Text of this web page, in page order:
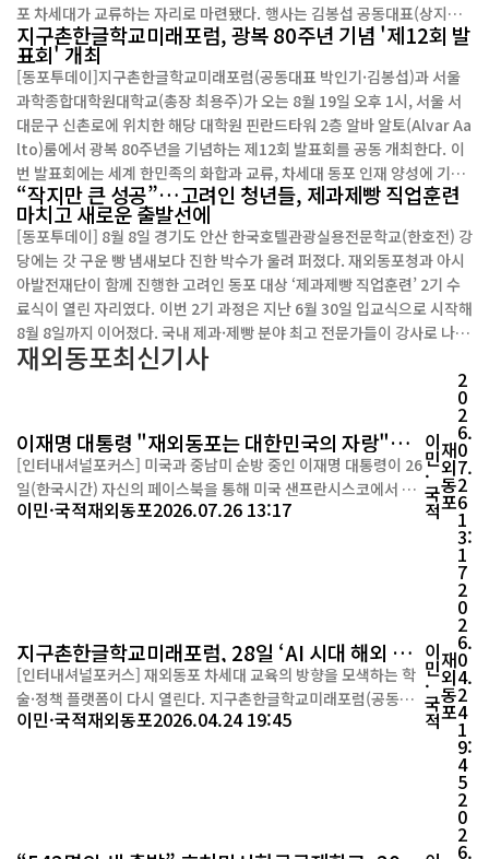
개 세션으로 진행된다. 먼저 1부에서는 고문단 위촉과 함께 축사 및 격려
사가 이어진다. 고...
포 차세대가 교류하는 자리로 마련됐다. 행사는 김봉섭 공동대표(상지대
특임교수)의 사회로 국민의례와 개회 인사, 축사, 격려사, 환영사 순으로
진행됐다. 박인기 공동대표(재외동포청 정책자문위원장·경인교대 명예
교수)는 “지구촌 곳곳의 한글학교는 한민족의 정체성을 지켜온 정신적 뿌
리”라며 “민화는 한글과 더불어 한국인의 미의식과 세계관을 전할 수 있는
문화 자산”이라고 말했다. 홍종진 한국전통문화원장은 전통음악 ‘여민
락’으로 환영사를 대신했고, 배우리 한국땅이름학회 회장, 이극범 프랑스
파리한인장로...
지구촌한글학교미래포럼, 광복 80주년 기념 '제12회 발
표회' 개최
[동포투데이]지구촌한글학교미래포럼(공동대표 박인기·김봉섭)과 서울
과학종합대학원대학교(총장 최용주)가 오는 8월 19일 오후 1시, 서울 서
대문구 신촌로에 위치한 해당 대학원 핀란드타워 2층 알바 알토(Alvar Aa
lto)룸에서 광복 80주년을 기념하는 제12회 발표회를 공동 개최한다. 이
번 발표회에는 세계 한민족의 화합과 교류, 차세대 동포 인재 양성에 기여
해온 김덕룡 전 정무장관(5선 국회의원)을 비롯해, K-종이접기와 종이문
화를 세계에 알리고 있는 노영혜 종이문화재단·세계종이접기연합 이사
장, 한복 세계화에 앞장서온 정 사무엘 한문화진흥협회 회장, 그리고 유럽
무대에서 활약 중인 임채욱 파리국립오페라단 바리톤이 함께한다. 또한 김
경근 전 재외동포재단 이사장, 성경륭 상지대 총장, 이상진 전 주뉴질랜드
대사 등 각계 인사들도 대거 참석할 예정이다. 행사는 1부와 2부로 나뉘어
진행된다. 1부는...
“작지만 큰 성공”…고려인 청년들, 제과제빵 직업훈련
마치고 새로운 출발선에
[동포투데이] 8월 8일 경기도 안산 한국호텔관광실용전문학교(한호전) 강
당에는 갓 구운 빵 냄새보다 진한 박수가 울려 퍼졌다. 재외동포청과 아시
아발전재단이 함께 진행한 고려인 동포 대상 ‘제과제빵 직업훈련’ 2기 수
료식이 열린 자리였다. 이번 2기 과정은 지난 6월 30일 입교식으로 시작해
8월 8일까지 이어졌다. 국내 제과·제빵 분야 최고 전문가들이 강사로 나
서 실습 위주의 교육을 진행했고, 최종 15명의 고려인 청년이 수료증을 받
다. 해당 재단은 고려인 청소년을 위한 장학금과 교육 간담회 등 정착 지원
사업을 꾸준히 펼쳐왔다. 수료식에서 육광심 한국호텔관광교육재단 이사
장은 “최고 수준의 전문가들과 함께한 이 경험이 한국 사회에서 자리를 잡
는 데 실질적인 밑거름이 되길 바란다”고 격려했다. 조남철 아시아발전재
단 상임이사는 ...
재외동포최신기사
이재명 대통령 "재외동포는 대한민국의 자랑"…
미국 순방 중 감사 메시지
[인터내셔널포커스] 미국과 중남미 순방 중인 이재명 대통령이 26
일(한국시간) 자신의 페이스북을 통해 미국 샌프란시스코에서 열
린 재외동포 간담회 소감을 전하며 "대한민국이 우리 동포 여러분
이민·국적재외동포2026.07.26 13:17
이
민
·
국
적
재
외
동
포
2
0
2
6.
0
7.
2
6
1
3:
1
7
지구촌한글학교미래포럼, 28일 ‘AI 시대 해외 한
국어 교육’ 발표회 개최
[인터내셔널포커스] 재외동포 차세대 교육의 방향을 모색하는 학
술·정책 플랫폼이 다시 열린다. 지구촌한글학교미래포럼(공동대
표 박인기·김봉섭)은 오는 28일 오후 2시, 서울 중구 장충동에 위
이민·국적재외동포2026.04.24 19:45
이
민
·
국
적
재
외
동
포
2
0
2
6.
0
4.
2
4
1
9:
4
5
2
0
2
6.